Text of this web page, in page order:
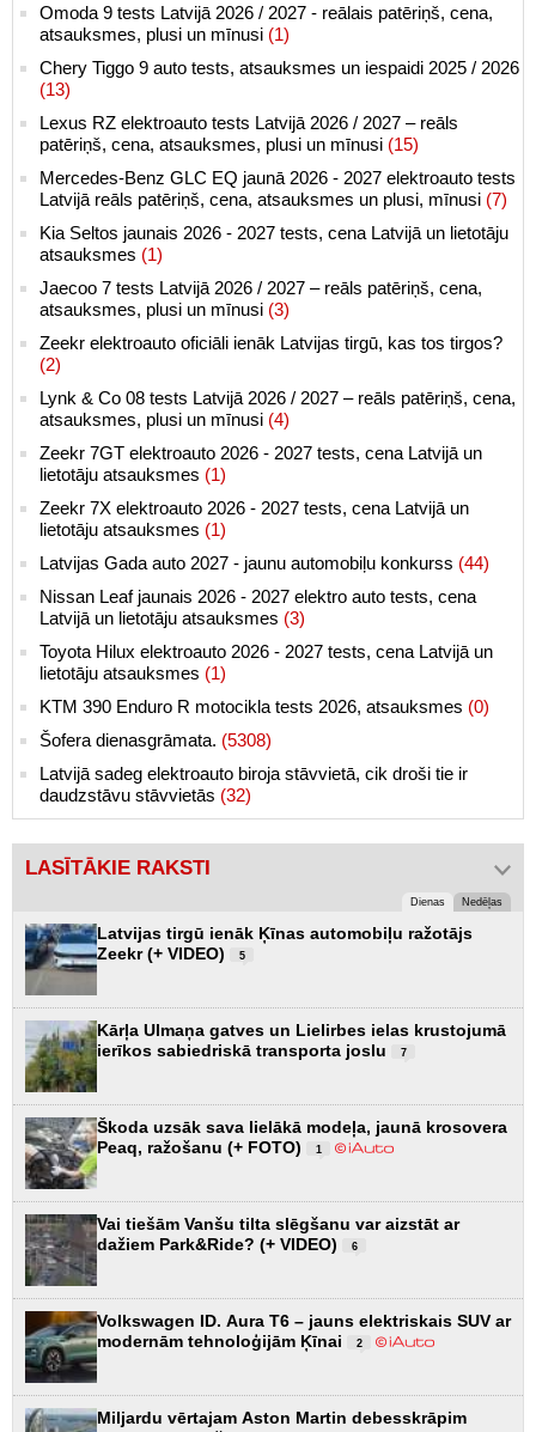
Omoda 9 tests Latvijā 2026 / 2027 - reālais patēriņš, cena,
atsauksmes, plusi un mīnusi (1)
Chery Tiggo 9 auto tests, atsauksmes un iespaidi 2025 / 2026
(13)
Lexus RZ elektroauto tests Latvijā 2026 / 2027 – reāls
patēriņš, cena, atsauksmes, plusi un mīnusi (15)
Mercedes-Benz GLC EQ jaunā 2026 - 2027 elektroauto tests
Latvijā reāls patēriņš, cena, atsauksmes un plusi, mīnusi (7)
Kia Seltos jaunais 2026 - 2027 tests, cena Latvijā un lietotāju
atsauksmes (1)
Jaecoo 7 tests Latvijā 2026 / 2027 – reāls patēriņš, cena,
atsauksmes, plusi un mīnusi (3)
Zeekr elektroauto oficiāli ienāk Latvijas tirgū, kas tos tirgos?
(2)
Lynk & Co 08 tests Latvijā 2026 / 2027 – reāls patēriņš, cena,
atsauksmes, plusi un mīnusi (4)
Zeekr 7GT elektroauto 2026 - 2027 tests, cena Latvijā un
lietotāju atsauksmes (1)
Zeekr 7X elektroauto 2026 - 2027 tests, cena Latvijā un
lietotāju atsauksmes (1)
Latvijas Gada auto 2027 - jaunu automobiļu konkurss (44)
Nissan Leaf jaunais 2026 - 2027 elektro auto tests, cena
Latvijā un lietotāju atsauksmes (3)
Toyota Hilux elektroauto 2026 - 2027 tests, cena Latvijā un
lietotāju atsauksmes (1)
KTM 390 Enduro R motocikla tests 2026, atsauksmes (0)
Šofera dienasgrāmata. (5308)
Latvijā sadeg elektroauto biroja stāvvietā, cik droši tie ir
daudzstāvu stāvvietās (32)
LASĪTĀKIE RAKSTI
Dienas Nedēļas
Latvijas tirgū ienāk Ķīnas automobiļu ražotājs
Zeekr (+ VIDEO)
5
Kārļa Ulmaņa gatves un Lielirbes ielas krustojumā
ierīkos sabiedriskā transporta joslu
7
Škoda uzsāk sava lielākā modeļa, jaunā krosovera
Peaq, ražošanu (+ FOTO)
1
Vai tiešām Vanšu tilta slēgšanu var aizstāt ar
dažiem Park&Ride? (+ VIDEO)
6
Volkswagen ID. Aura T6 – jauns elektriskais SUV ar
modernām tehnoloģijām Ķīnai
2
Miljardu vērtajam Aston Martin debesskrāpim